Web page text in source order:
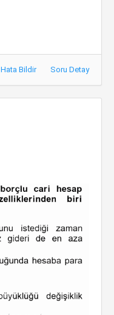
Hata Bildir Soru Detay